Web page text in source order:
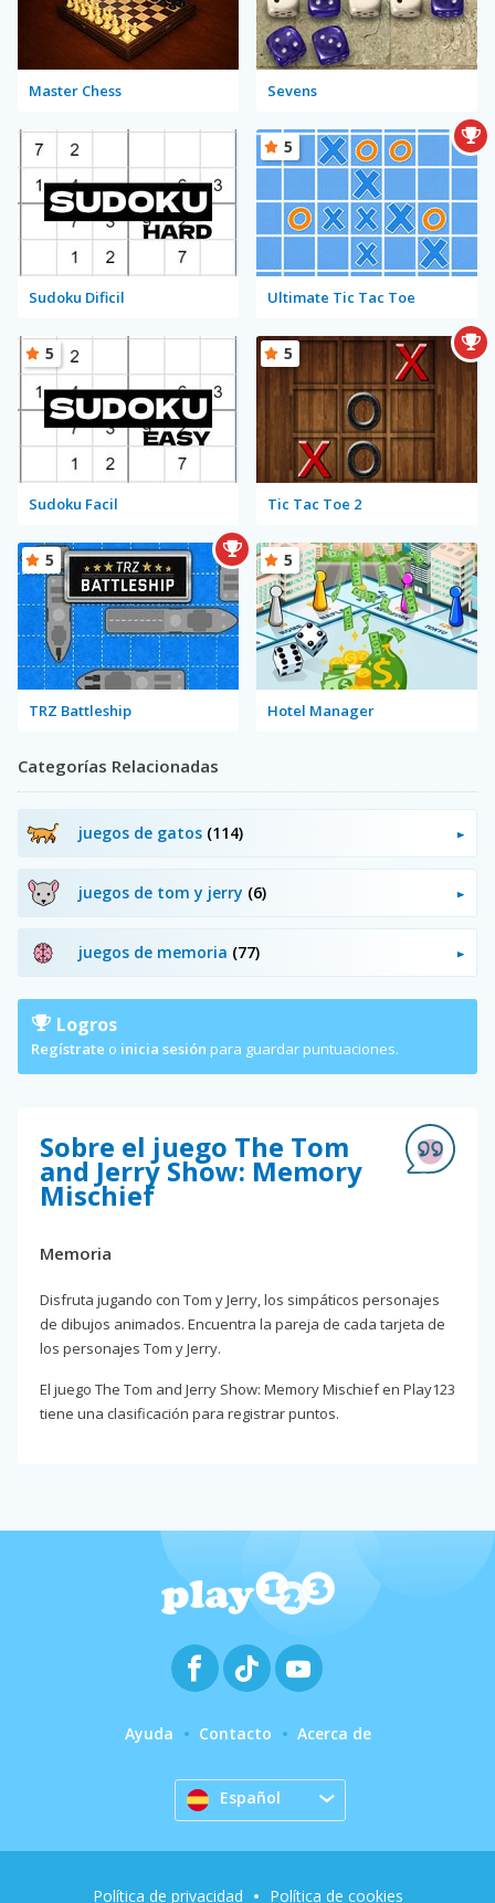
Master Chess Sevens
Sudoku Dificil Ultimate Tic Tac Toe
5
Sudoku Facil
5
Tic Tac Toe 2
5
TRZ Battleship
5
Hotel Manager
5
Categorías Relacionadas
juegos de gatos (114)
juegos de tom y jerry (6)
juegos de memoria (77)
Logros
Regístrate o inicia sesión para guardar puntuaciones.
Sobre el juego The Tom
and Jerry Show: Memory
Mischief
Memoria
Disfruta jugando con Tom y Jerry, los simpáticos personajes
de dibujos animados. Encuentra la pareja de cada tarjeta de
los personajes Tom y Jerry.
El juego The Tom and Jerry Show: Memory Mischief en Play123
tiene una clasificación para registrar puntos.
Ayuda Contacto Acerca de
Español
Política de privacidad Política de cookies